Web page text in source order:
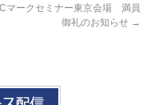
マークセミナー東京会場 満員
御礼のお知らせ →